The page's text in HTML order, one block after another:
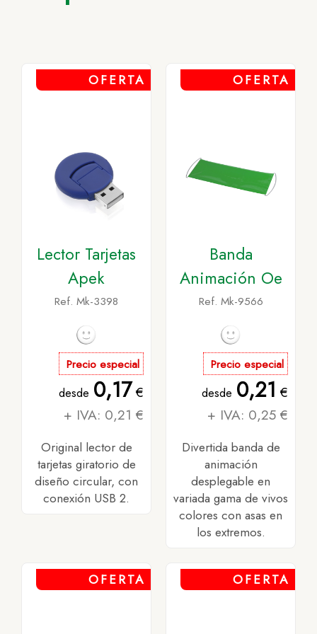
OFERTA
Lector Tarjetas
Apek
Ref. Mk-3398
Precio especial
desde 0,17 €
+ IVA: 0,21 €
Original lector de
tarjetas giratorio de
diseño circular, con
conexión USB 2.
OFERTA
Banda
Animación Oe
Ref. Mk-9566
Precio especial
desde 0,21 €
+ IVA: 0,25 €
Divertida banda de
animación
desplegable en
variada gama de vivos
colores con asas en
los extremos.
OFERTA OFERTA